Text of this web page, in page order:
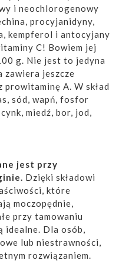
i neochlorogenowy
procyjanidyny,
kempferol i antocyjany
C! Bowiem jej
g. Nie jest to jedyna
zawiera jeszcze
prowitaminę A. W skład
sód, wapń, fosfor
miedź, bor, jod,
jest przy
Dzięki składowi
które
moczopędnie,
przy tamowaniu
idealne. Dla osób,
lub niestrawności,
rozwiązaniem.